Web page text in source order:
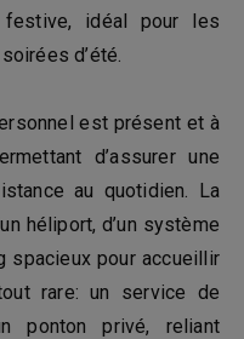
idéal pour les
d’été.
est présent et à
d’assurer une
au quotidien. La
héliport, d’un système
spacieux pour accueillir
rare: un service de
ponton privé, reliant